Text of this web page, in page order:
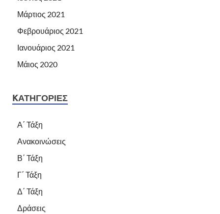
Μάρτιος 2021
Φεβρουάριος 2021
Ιανουάριος 2021
Μάιος 2020
KΑΤΗΓΟΡΊΕΣ
Α΄ Τάξη
Ανακοινώσεις
Β΄ Τάξη
Γ΄ Τάξη
Δ΄ Τάξη
Δράσεις